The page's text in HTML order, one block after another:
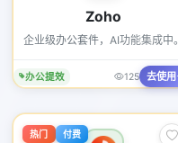
Zoho
企业级办公套件，AI功能集成中。
办公提效 125 去使用
热门 付费